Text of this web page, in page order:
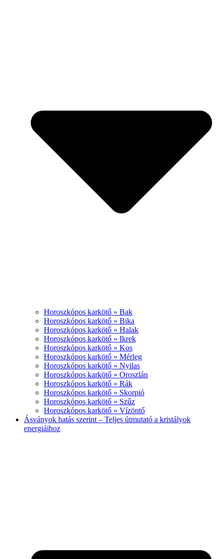
Horoszkópos karkötő » Bak
Horoszkópos karkötő » Bika
Horoszkópos karkötő » Halak
Horoszkópos karkötő » Ikrek
Horoszkópos karkötő » Kos
Horoszkópos karkötő » Mérleg
Horoszkópos karkötő » Nyilas
Horoszkópos karkötő » Oroszlán
Horoszkópos karkötő » Rák
Horoszkópos karkötő » Skorpió
Horoszkópos karkötő » Szűz
Horoszkópos karkötő » Vízöntő
Ásványok hatás szerint – Teljes útmutató a kristályok
energiáihoz